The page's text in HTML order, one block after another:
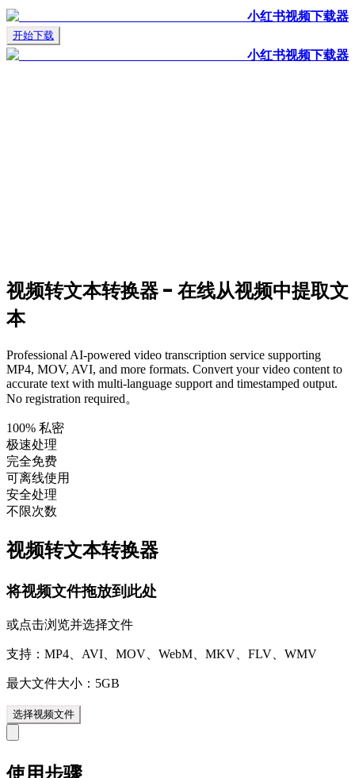
小红书视频下载器
开始下载
小红书视频下载器
视频转文本转换器 - 在线从视频中提取文
本
Professional AI-powered video transcription service supporting
MP4, MOV, AVI, and more formats. Convert your video content to
accurate text with multi-language support and timestamped output.
No registration required。
100% 私密
极速处理
完全免费
可离线使用
安全处理
不限次数
视频转文本转换器
将视频文件拖放到此处
或点击浏览并选择文件
支持：MP4、AVI、MOV、WebM、MKV、FLV、WMV
最大文件大小：5GB
选择视频文件